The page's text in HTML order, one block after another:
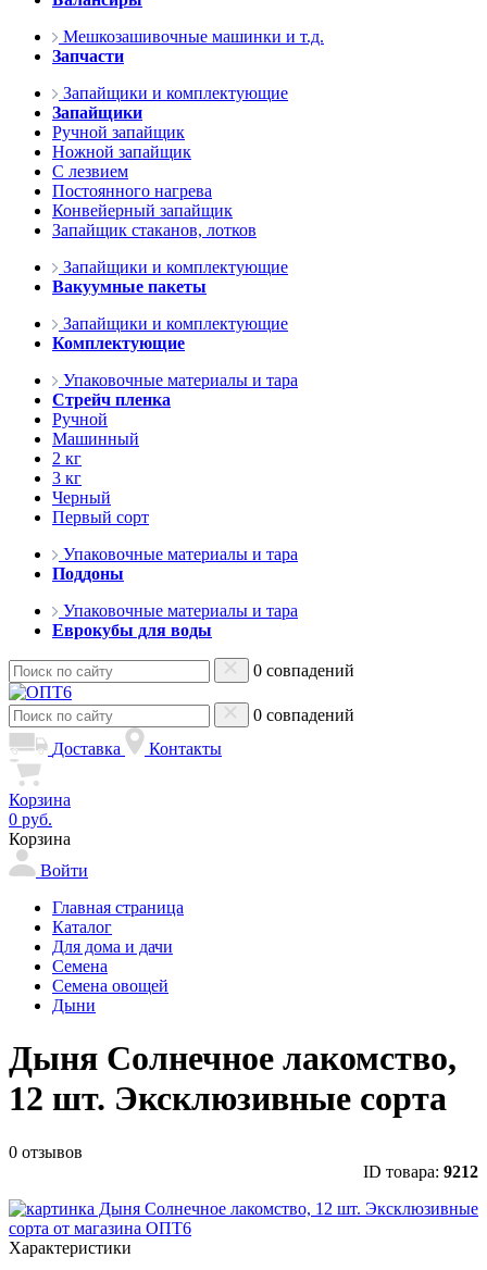
Мешкозашивочные машинки и т.д.
Запчасти
Запайщики и комплектующие
Запайщики
Ручной запайщик
Ножной запайщик
С лезвием
Постоянного нагрева
Конвейерный запайщик
Запайщик стаканов, лотков
Запайщики и комплектующие
Вакуумные пакеты
Запайщики и комплектующие
Комплектующие
Упаковочные материалы и тара
Стрейч пленка
Ручной
Машинный
2 кг
3 кг
Черный
Первый сорт
Упаковочные материалы и тара
Поддоны
Упаковочные материалы и тара
Еврокубы для воды
0 совпадений
0 совпадений
Доставка
Контакты
Корзина
0 руб.
Корзина
Войти
Главная страница
Каталог
Для дома и дачи
Семена
Семена овощей
Дыни
Дыня Солнечное лакомство,
12 шт. Эксклюзивные сорта
0 отзывов
ID товара: 9212
Характеристики